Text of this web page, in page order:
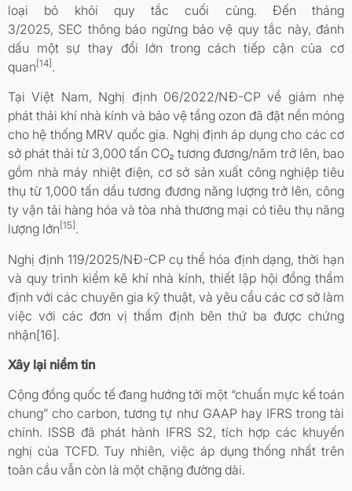
loại bỏ khỏi quy tắc cuối cùng. Đến tháng
3/2025, SEC thông báo ngừng bảo vệ quy tắc này, đánh
dấu một sự thay đổi lớn trong cách tiếp cận của cơ
quan [14] .
Tại Việt Nam, Nghị định 06/2022/NĐ-CP về giảm nhẹ
phát thải khí nhà kính và bảo vệ tầng ozon đã đặt nền móng
cho hệ thống MRV quốc gia. Nghị định áp dụng cho các cơ
sở phát thải từ 3,000 tấn CO₂ tương đương/năm trở lên, bao
gồm nhà máy nhiệt điện, cơ sở sản xuất công nghiệp tiêu
thụ từ 1,000 tấn dầu tương đương năng lượng trở lên, công
ty vận tải hàng hóa và tòa nhà thương mại có tiêu thụ năng
lượng lớn [15] .
Nghị định 119/2025/NĐ-CP cụ thể hóa định dạng, thời hạn
và quy trình kiểm kê khí nhà kính, thiết lập hội đồng thẩm
định với các chuyên gia kỹ thuật, và yêu cầu các cơ sở làm
việc với các đơn vị thẩm định bên thứ ba được chứng
nhận[16].
Xây lại niềm tin
Cộng đồng quốc tế đang hướng tới một “chuẩn mực kế toán
chung” cho carbon, tương tự như GAAP hay IFRS trong tài
chính. ISSB đã phát hành IFRS S2, tích hợp các khuyến
nghị của TCFD. Tuy nhiên, việc áp dụng thống nhất trên
toàn cầu vẫn còn là một chặng đường dài.